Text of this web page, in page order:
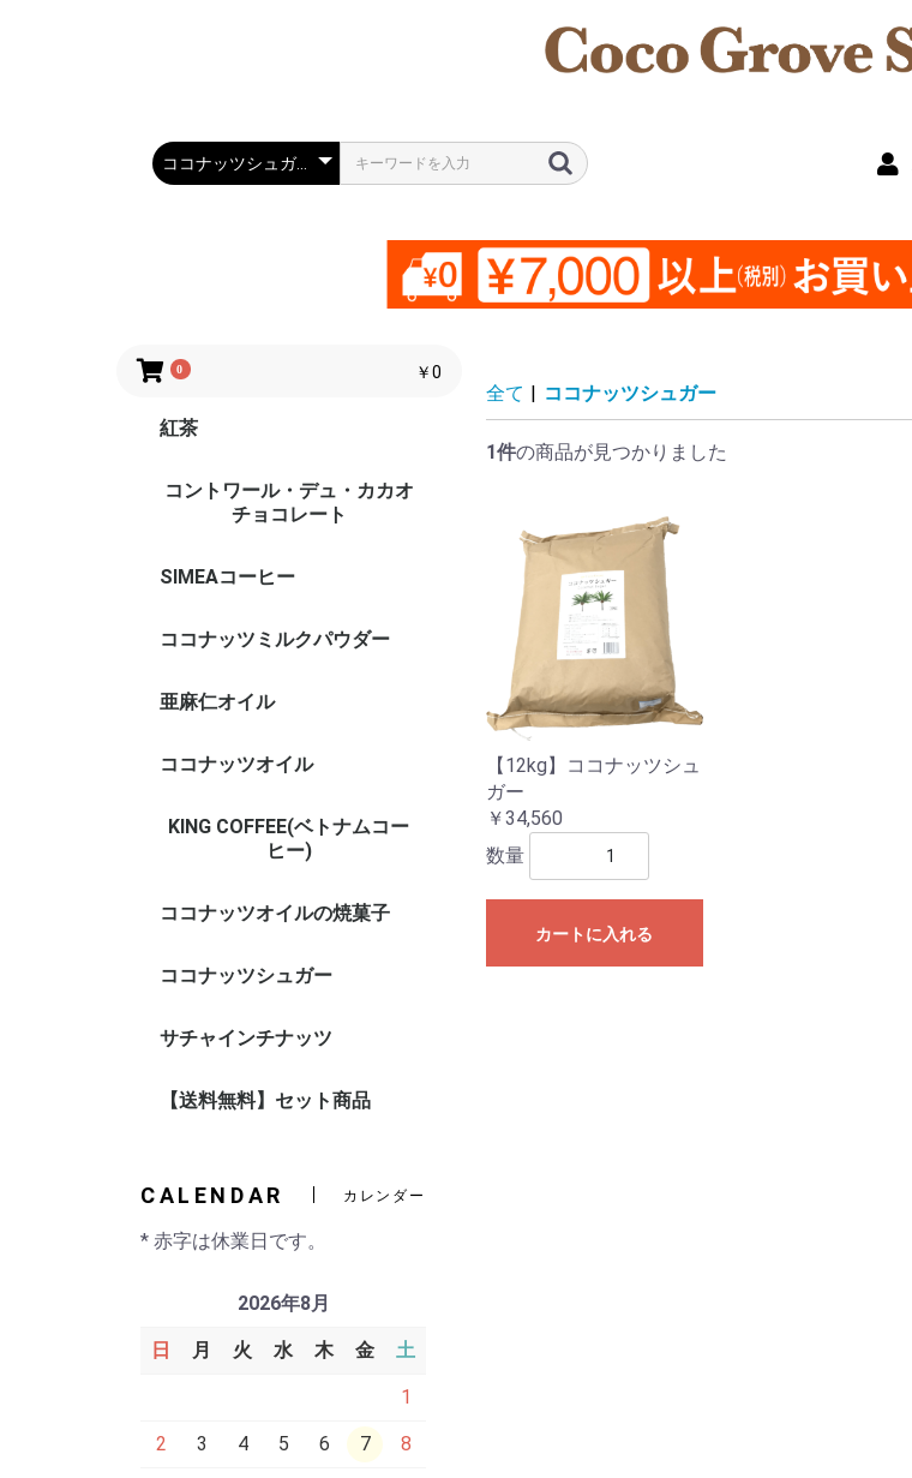
0 ￥0
紅茶
クィンティーセンシャル
（QUINTEASSENTIAL）
ドゥルーリー
（DRURY）
コントワール・デュ・カカオ
チョコレート
SIMEAコーヒー
ココナッツミルクパウダー
亜麻仁オイル
ココナッツオイル
KING COFFEE(ベトナムコー
ヒー)
ココナッツオイルの焼菓子
ココナッツオイル クッキ
ココナッツオイル マドレ
ココナッツシュガー
サチャインチナッツ
【送料無料】セット商品
CALENDAR カレンダー
* 赤字は休業日です。
2026年8月
日 月 火 水 木 金 土
1
2 3 4 5 6 7 8
全て | ココナッツシュガー
1件の商品が見つかりました
【12kg】ココナッツシュ
ガー
￥34,560
数量
カートに入れる